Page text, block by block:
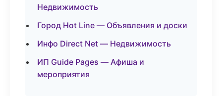
Недвижимость
Город Hot Line — Объявления и доски
Инфо Direct Net — Недвижимость
ИП Guide Pages — Афиша и
мероприятия